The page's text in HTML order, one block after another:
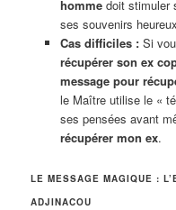
hommedoit stimuler
ses souvenirs
Cas difficiles :Si
récupérer son ex
message pour
le Maître utilise le «
ses pensées avant
récupérer mon ex.
LE MESSAGE MAGIQUE :
ADJINACOU